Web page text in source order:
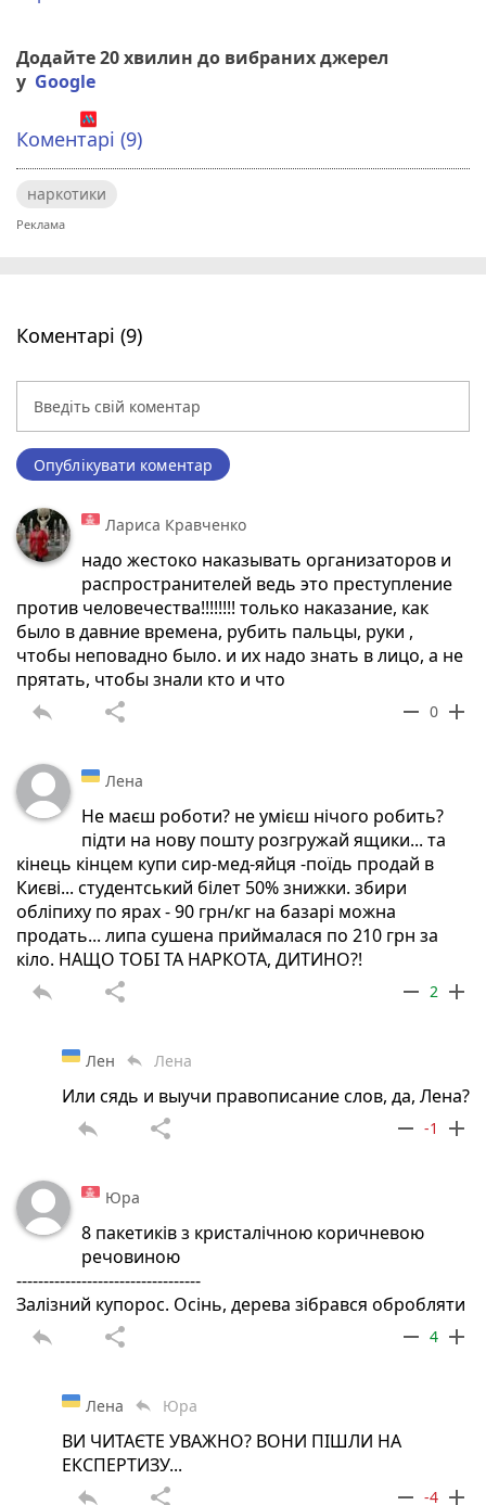
Додайте 20 хвилин до вибраних джерел
у Google
Коментарі (9)
наркотики
Коментарі (9)
Опублікувати коментар
Лариса Кравченко
надо жестоко наказывать организаторов и
распространителей ведь это преступление
против человечества!!!!!!!! только наказание, как
было в давние времена, рубить пальцы, руки ,
чтобы неповадно было. и их надо знать в лицо, а не
прятать, чтобы знали кто и что
reply share remove 0 add
Лена
Не маєш роботи? не умієш нічого робить?
підти на нову пошту розгружай ящики... та
кінець кінцем купи сир-мед-яйця -поїдь продай в
Києві... студентський білет 50% знижки. збири
обліпиху по ярах - 90 грн/кг на базарі можна
продать... липа сушена приймалася по 210 грн за
кіло. НАЩО ТОБІ ТА НАРКОТА, ДИТИНО?!
reply share remove 2 add
Лен reply Лена
Или сядь и выучи правописание слов, да, Лена?
reply share remove -1 add
Юра
8 пакетиків з кристалічною коричневою
речовиною
----------------------------------
Залізний купорос. Осінь, дерева зібрався обробляти
reply share remove 4 add
Лена reply Юра
ВИ ЧИТАЄТЕ УВАЖНО? ВОНИ ПІШЛИ НА
ЕКСПЕРТИЗУ...
reply share remove -4 add